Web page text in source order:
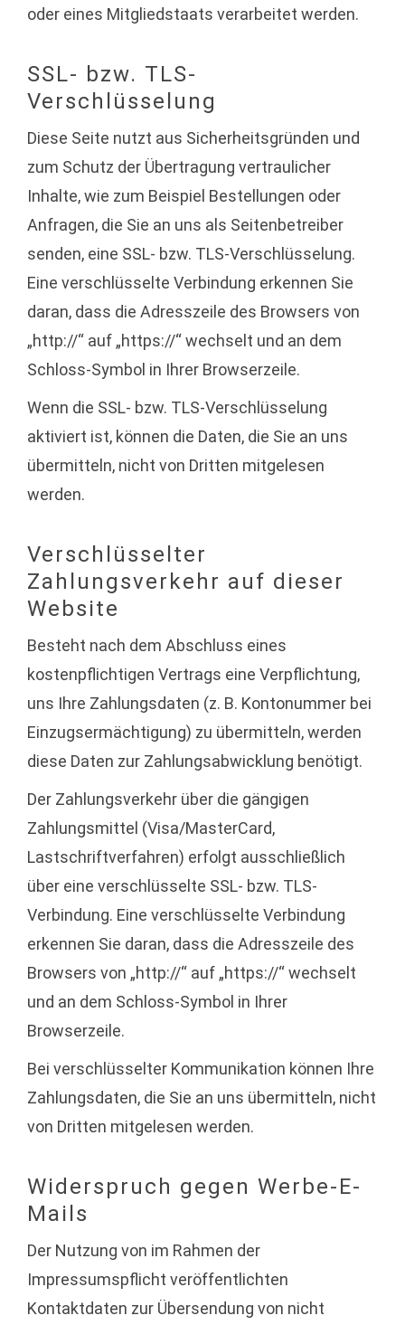
oder eines Mitgliedstaats verarbeitet werden.
SSL- bzw. TLS-
Verschlüsselung
Diese Seite nutzt aus Sicherheitsgründen und
zum Schutz der Übertragung vertraulicher
Inhalte, wie zum Beispiel Bestellungen oder
Anfragen, die Sie an uns als Seitenbetreiber
senden, eine SSL- bzw. TLS-Verschlüsselung.
Eine verschlüsselte Verbindung erkennen Sie
daran, dass die Adresszeile des Browsers von
„http://“ auf „https://“ wechselt und an dem
Schloss-Symbol in Ihrer Browserzeile.
Wenn die SSL- bzw. TLS-Verschlüsselung
aktiviert ist, können die Daten, die Sie an uns
übermitteln, nicht von Dritten mitgelesen
werden.
Verschlüsselter
Zahlungsverkehr auf dieser
Website
Besteht nach dem Abschluss eines
kostenpflichtigen Vertrags eine Verpflichtung,
uns Ihre Zahlungsdaten (z. B. Kontonummer bei
Einzugsermächtigung) zu übermitteln, werden
diese Daten zur Zahlungsabwicklung benötigt.
Der Zahlungsverkehr über die gängigen
Zahlungsmittel (Visa/MasterCard,
Lastschriftverfahren) erfolgt ausschließlich
über eine verschlüsselte SSL- bzw. TLS-
Verbindung. Eine verschlüsselte Verbindung
erkennen Sie daran, dass die Adresszeile des
Browsers von „http://“ auf „https://“ wechselt
und an dem Schloss-Symbol in Ihrer
Browserzeile.
Bei verschlüsselter Kommunikation können Ihre
Zahlungsdaten, die Sie an uns übermitteln, nicht
von Dritten mitgelesen werden.
Widerspruch gegen Werbe-E-
Mails
Der Nutzung von im Rahmen der
Impressumspflicht veröffentlichten
Kontaktdaten zur Übersendung von nicht